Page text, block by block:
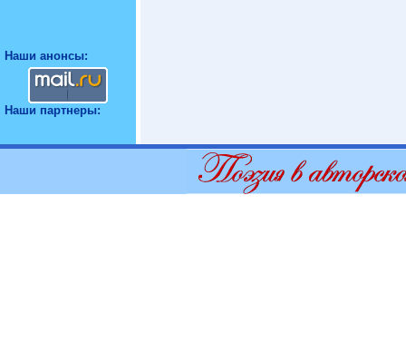
Наши анонсы:
Наши партнеры: